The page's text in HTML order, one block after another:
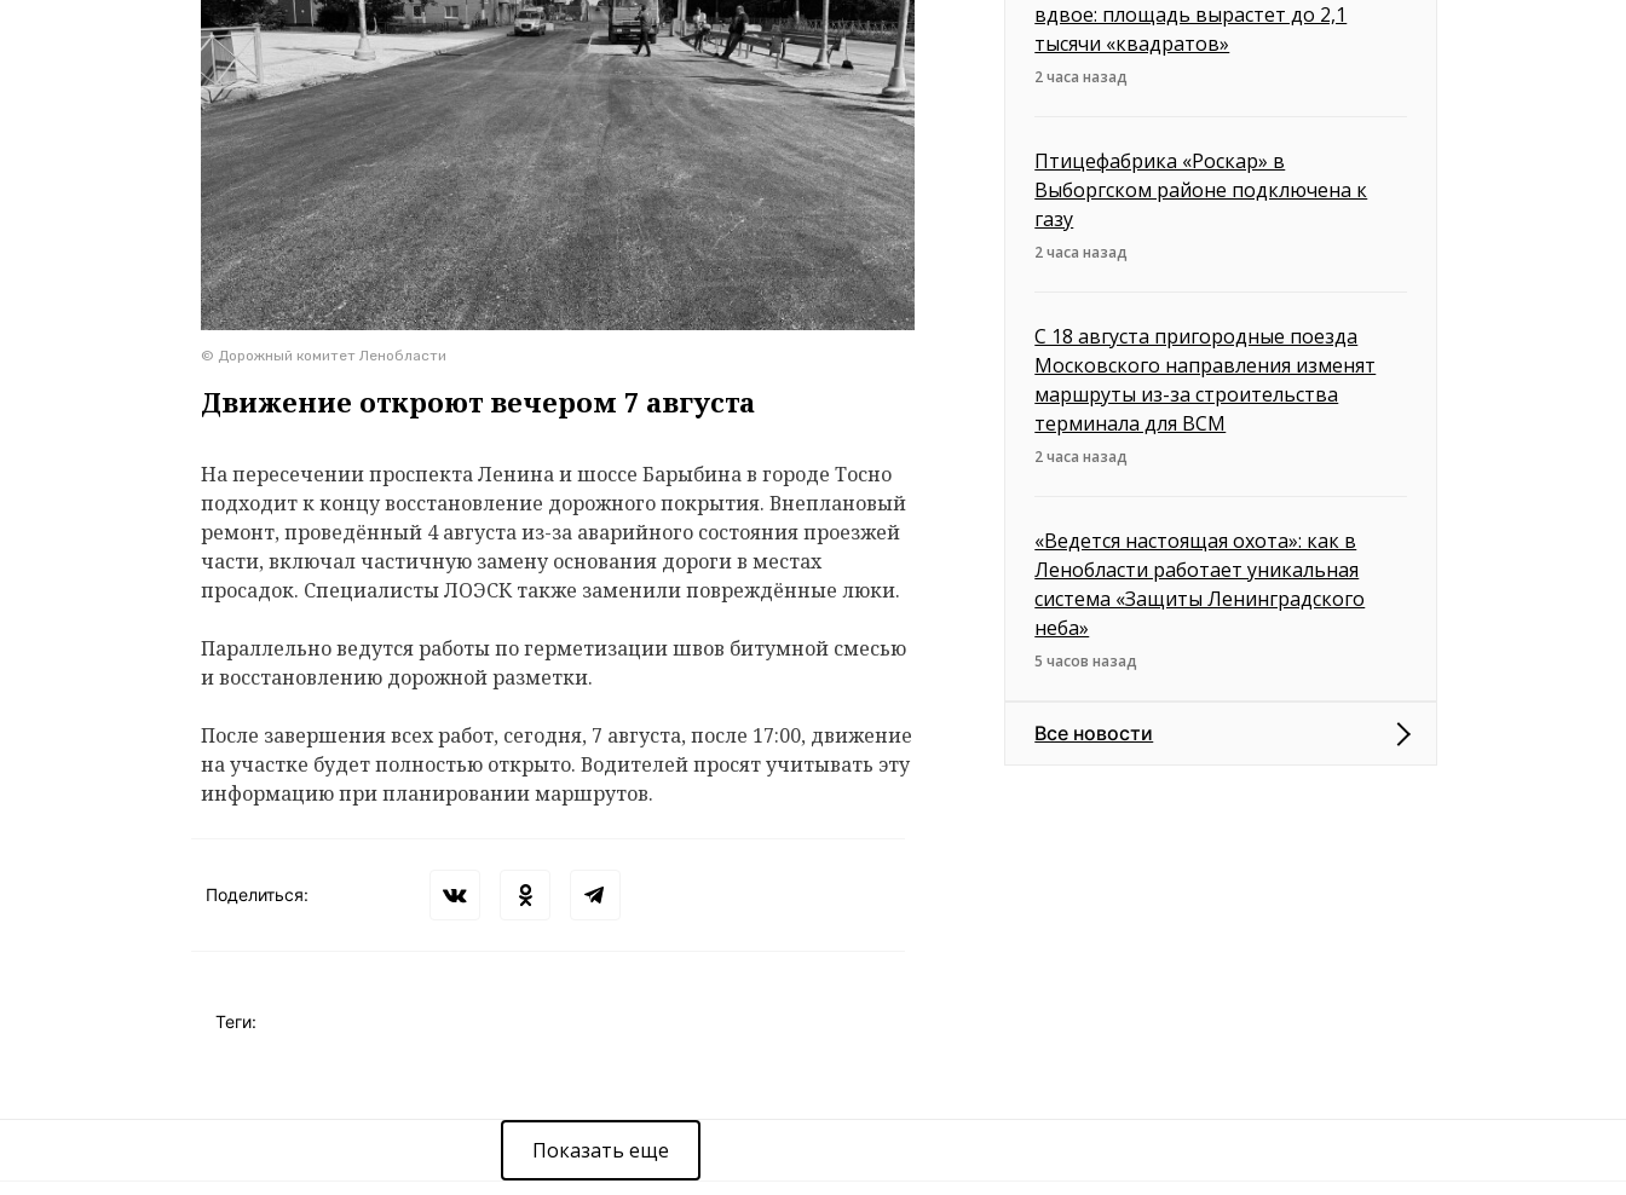
© Дорожный комитет Ленобласти
Движение откроют вечером 7 августа
На пересечении проспекта Ленина и шоссе Барыбина в городе Тосно
подходит к концу восстановление дорожного покрытия. Внеплановый
ремонт, проведённый 4 августа из-за аварийного состояния проезжей
части, включал частичную замену основания дороги в местах
просадок. Специалисты ЛОЭСК также заменили повреждённые люки.
Параллельно ведутся работы по герметизации швов битумной смесью
и восстановлению дорожной разметки.
После завершения всех работ, сегодня, 7 августа, после 17:00, движение
на участке будет полностью открыто. Водителей просят учитывать эту
информацию при планировании маршрутов.
Поделиться:
Теги:
вдвое: площадь вырастет до 2,1
тысячи «квадратов»
2 часа назад
Птицефабрика «Роскар» в
Выборгском районе подключена к
газу
2 часа назад
С 18 августа пригородные поезда
Московского направления изменят
маршруты из-за строительства
терминала для ВСМ
2 часа назад
«Ведется настоящая охота»: как в
Ленобласти работает уникальная
система «Защиты Ленинградского
неба»
5 часов назад
Все новости
Показать еще